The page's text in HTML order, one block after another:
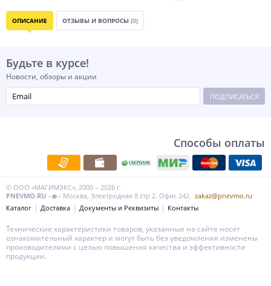
ОПИСАНИЕ ОТЗЫВЫ И ВОПРОСЫ (0)
Будьте в курсе!
Новости, обзоры и акции
ПОДПИСАТЬСЯ
Способы оплаты
© ООО «МАГИМЭКС», 2000 – 2026 г.
PNEVMO.RU –◉– Москва, Электродная 8 стр 2. Офис 242. zakaz@pnevmo.ru
Каталог
Доставка Документы и Реквизиты Контакты
Технические характеристики товаров, указанные на сайте носят
ознакомительный характер и могут быть без уведомления изменены
производителями с целью повышения качества и эффективности
продукции.